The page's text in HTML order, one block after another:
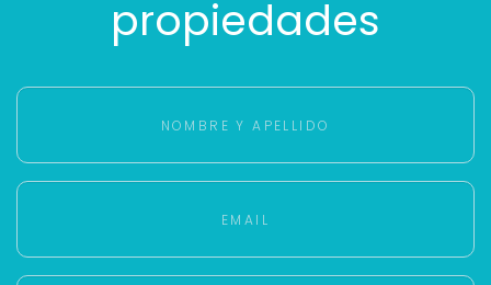
propiedades